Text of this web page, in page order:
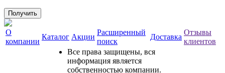
О
компании
Каталог Акции
Расширенный
поиск
Доставка
Отзывы
клиентов
Все права защищены, вся
информация является
собственностью компании.